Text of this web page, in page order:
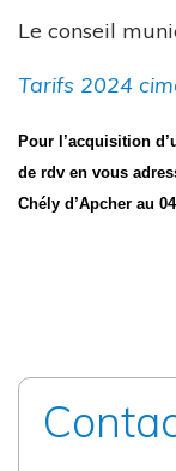
Le conseil
Tarifs 2024
Pour l’acquisition
de rdv en vous
Chély d’Apcher au